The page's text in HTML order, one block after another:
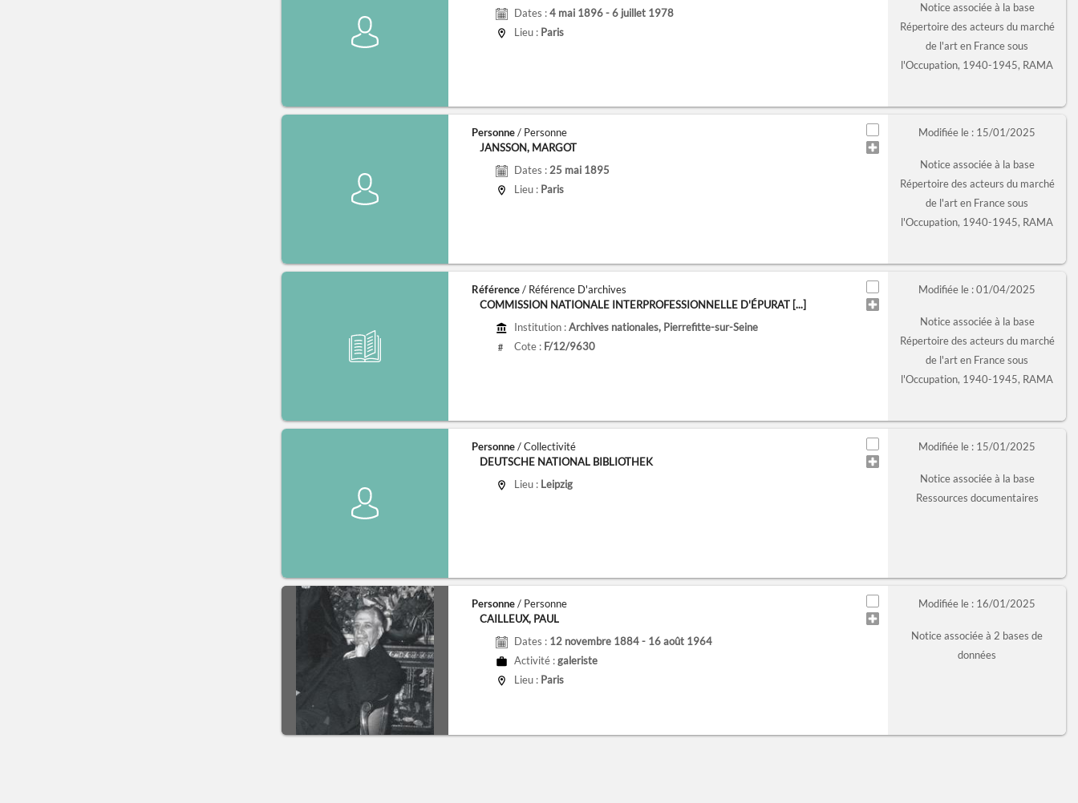
Dates :4 mai 1896 - 6 juillet 1978
Lieu : Paris
Notice associée à la base
Répertoire des acteurs du marché
de l'art en France sous
l'Occupation, 1940-1945, RAMA
Personne/ Personne
JANSSON, MARGOT
Dates : 25 mai 1895
Lieu : Paris
Modifiée le : 15/01/2025
Notice associée à la base
Répertoire des acteurs du marché
de l'art en France sous
l'Occupation, 1940-1945, RAMA
Référence/ Référence D'archives
COMMISSION NATIONALE INTERPROFESSIONNELLE D'ÉPURAT [...]
Institution :Archives nationales, Pierrefitte-sur-Seine
# Cote : F/12/9630
Modifiée le : 01/04/2025
Notice associée à la base
Répertoire des acteurs du marché
de l'art en France sous
l'Occupation, 1940-1945, RAMA
Personne/ Collectivité
DEUTSCHE NATIONAL BIBLIOTHEK
Lieu : Leipzig
Modifiée le : 15/01/2025
Notice associée à la base
Ressources documentaires
Personne/ Personne
CAILLEUX, PAUL
Dates : 12 novembre 1884 - 16 août 1964
Activité :galeriste
Lieu : Paris
Modifiée le : 16/01/2025
Notice associée à 2 bases de
données